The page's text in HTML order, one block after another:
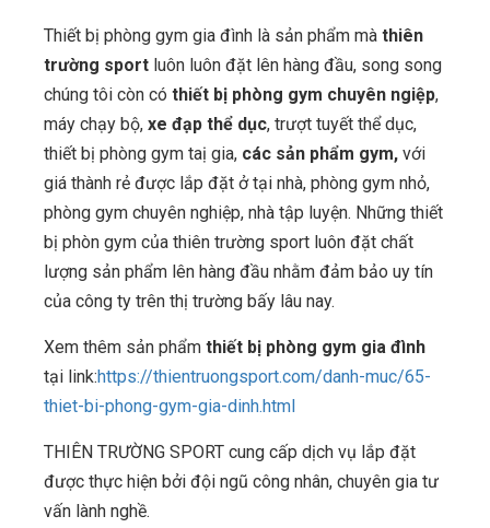
Thiết bị phòng gym gia đình là sản phẩm mà thiên
trường sport luôn luôn đặt lên hàng đầu, song song
chúng tôi còn có thiết bị phòng gym chuyên ngiệp,
máy chạy bộ, xe đạp thể dục, trượt tuyết thể dục,
thiết bị phòng gym taị gia, các sản phẩm gym, với
giá thành rẻ được lắp đặt ở tại nhà, phòng gym nhỏ,
phòng gym chuyên nghiệp, nhà tập luyện. Những thiết
bị phòn gym của thiên trường sport luôn đặt chất
lượng sản phẩm lên hàng đầu nhằm đảm bảo uy tín
của công ty trên thị trường bấy lâu nay.
Xem thêm sản phẩm thiết bị phòng gym gia đình
tại link:https://thientruongsport.com/danh-muc/65-
thiet-bi-phong-gym-gia-dinh.html
THIÊN TRƯỜNG SPORT cung cấp dịch vụ lắp đặt
được thực hiện bởi đội ngũ công nhân, chuyên gia tư
vấn lành nghề.